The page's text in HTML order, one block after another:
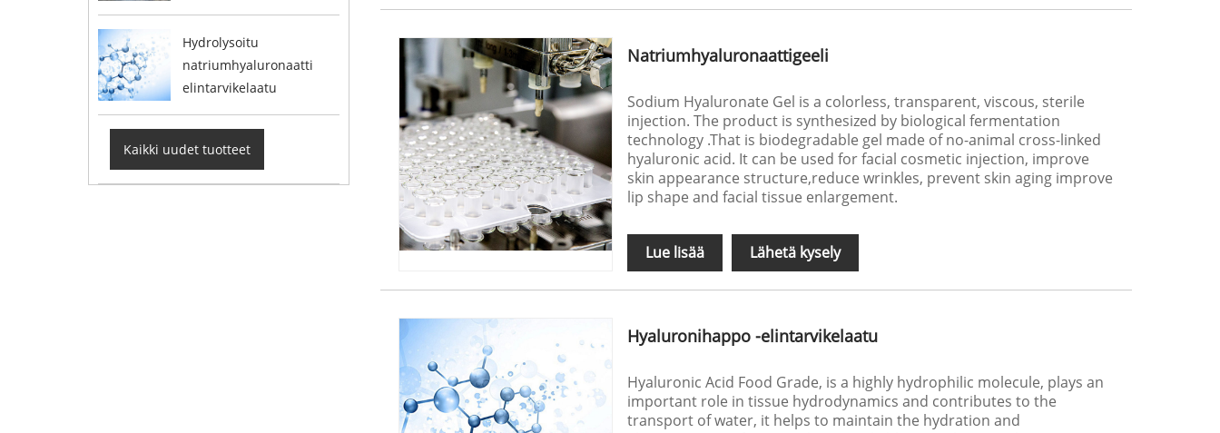
Hydrolysoitu
natriumhyaluronaatti
elintarvikelaatu
Kaikki uudet tuotteet
Natriumhyaluronaattigeeli
Sodium Hyaluronate Gel is a colorless, transparent, viscous, sterile
injection. The product is synthesized by biological fermentation
technology .That is biodegradable gel made of no-animal cross-linked
hyaluronic acid. It can be used for facial cosmetic injection, improve
skin appearance structure,reduce wrinkles, prevent skin aging improve
lip shape and facial tissue enlargement.
Lue lisää Lähetä kysely
Hyaluronihappo -elintarvikelaatu
Hyaluronic Acid Food Grade, is a highly hydrophilic molecule, plays an
important role in tissue hydrodynamics and contributes to the
transport of water, it helps to maintain the hydration and